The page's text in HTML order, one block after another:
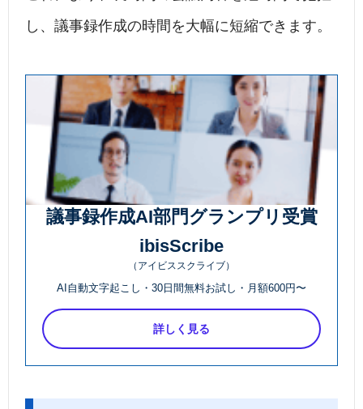
し、議事録作成の時間を大幅に短縮できます。
議事録作成AI部門グランプリ受賞
ibisScribe
（アイビススクライブ）
AI自動文字起こし・30日間無料お試し・月額600円〜
詳しく見る